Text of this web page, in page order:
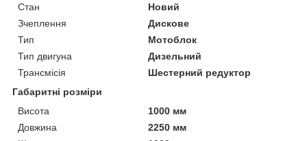
Стан
Новий
Зчеплення
Дискове
Тип
Мотоблок
Тип двигуна
Дизельний
Трансмісія
Шестерний редуктор
Габаритні розміри
Висота
1000 мм
Довжина
2250 мм